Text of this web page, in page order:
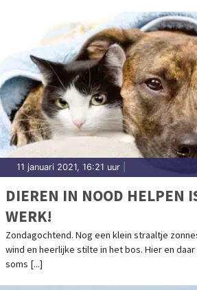
11 januari 2021, 16:21 uur
DIEREN IN NOOD HELPEN
WERK!
Zondagochtend. Nog een klein straaltje
wind en heerlijke stilte in het bos. Hier en
soms [...]